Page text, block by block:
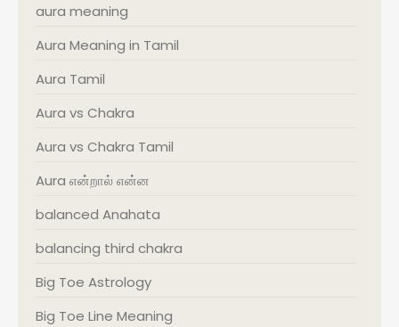
aura meaning
Aura Meaning in Tamil
Aura Tamil
Aura vs Chakra
Aura vs Chakra Tamil
Aura என்றால் என்ன
balanced Anahata
balancing third chakra
Big Toe Astrology
Big Toe Line Meaning